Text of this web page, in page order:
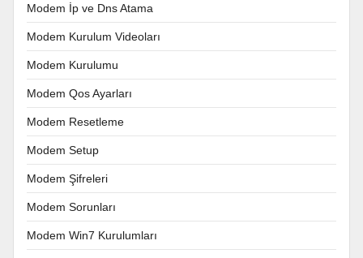
Modem İp ve Dns Atama
Modem Kurulum Videoları
Modem Kurulumu
Modem Qos Ayarları
Modem Resetleme
Modem Setup
Modem Şifreleri
Modem Sorunları
Modem Win7 Kurulumları